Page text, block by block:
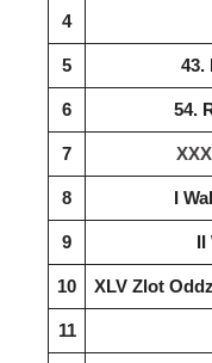
4
5 43.
6 54.
7
8 I
9
10 XLV Zlot
11